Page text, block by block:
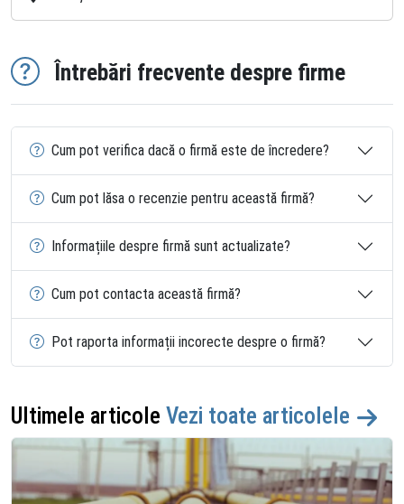
Întrebări frecvente despre firme
Cum pot verifica dacă o firmă este de încredere?
Cum pot lăsa o recenzie pentru această firmă?
Informațiile despre firmă sunt actualizate?
Cum pot contacta această firmă?
Pot raporta informații incorecte despre o firmă?
Ultimele articole Vezi toate articolele